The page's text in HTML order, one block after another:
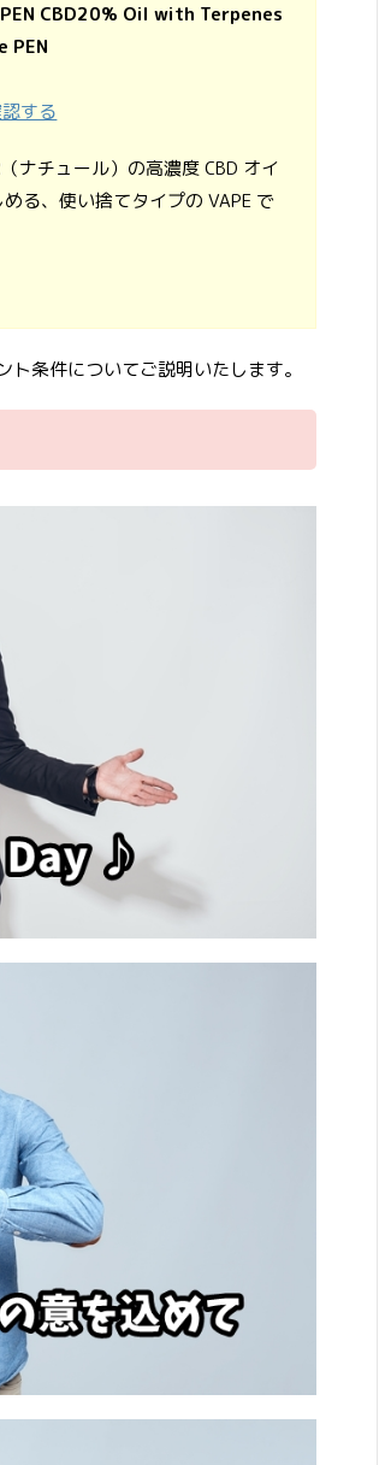
PEN CBD20% Oil with Terpenes
PEN
する
ナチュール）の高濃度 CBD オイ
る、使い捨てタイプの VAPE で
ト条件についてご説明いたします。